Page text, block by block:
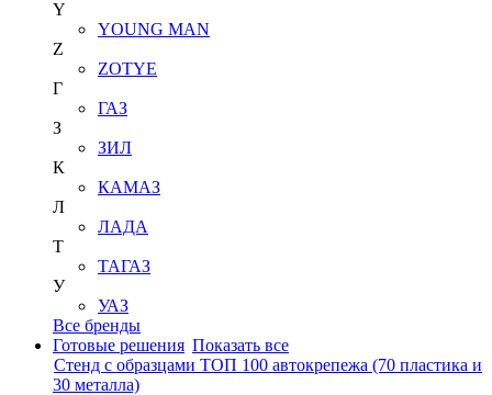
Y
YOUNG MAN
Z
ZOTYE
Г
ГАЗ
З
ЗИЛ
К
КАМАЗ
Л
ЛАДА
Т
ТАГАЗ
У
УАЗ
Все бренды
Готовые решения Показать все
Стенд с образцами ТОП 100 автокрепежа (70 пластика и
30 металла)